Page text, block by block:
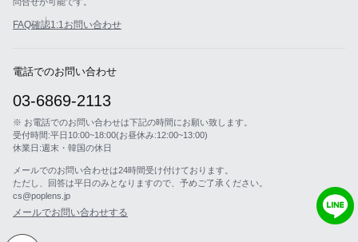
FAQ確認1:1お問い合わせ
電話でのお問い合わせ
03-6869-2113
※ お電話でのお問い合わせは下記の時間にお願い致します。
受付時間:平日10:00~18:00(お昼休み:12:00~13:00)
休業日:週末・韓国の休日
メールでのお問い合わせは24時間受け付けております。
ただし、回答は平日のみとなりますので、予めご了承ください。
cs@poplens.jp
メールでお問い合わせする